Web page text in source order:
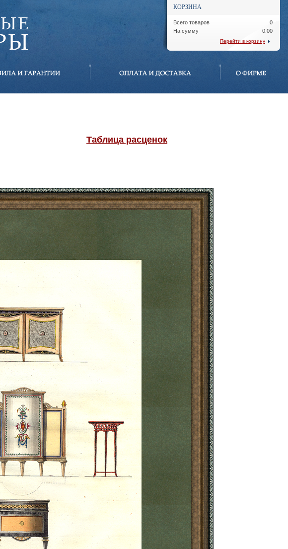
КОРЗИНА
Всего товаров
На сумму
0
0.00
Перейти в корзину
Таблица расценок